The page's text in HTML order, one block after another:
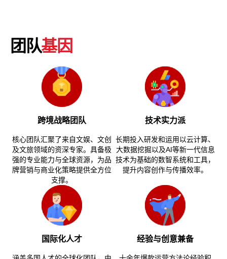
团队基因
跨境战略团队
核心团队汇聚了来自文娱、文创
及文旅领域的资深专家。具备极
强的专业能力与全球资源，为品
牌营销与商业化策略提供全方位
支撑。
技术实力派
长期投入研发和运用以云计算、
大数据挖掘以及AI等新一代信息
技术为基础的数智系统和工具，
提升内容创作与传播效率。
国际化人才 经验与创意兼备